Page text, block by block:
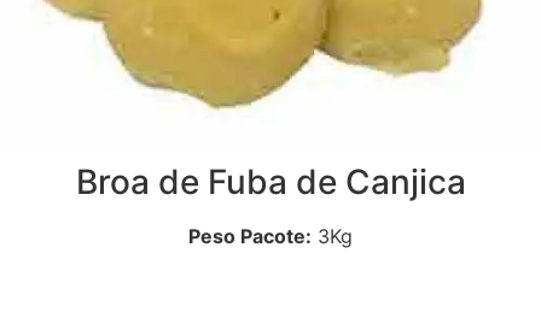
Broa de Fuba de Canjica
Peso Pacote: 3Kg